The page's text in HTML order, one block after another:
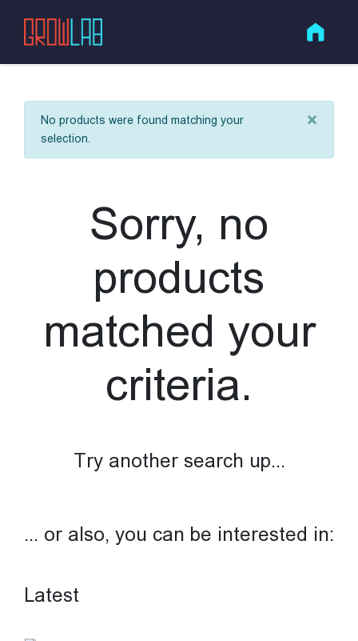
No products were found matching your
selection.
×
Sorry, no
products
matched your
criteria.
Try another search up...
... or also, you can be interested in:
Latest